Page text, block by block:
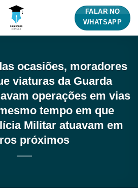
FALAR NO
WHATSAPP
ocasiões, moradores
viaturas da Guarda
operações em vias
tempo em que
Militar atuavam em
próximos